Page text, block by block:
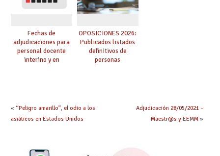
Fechas de
adjudicaciones para
personal docente
interino y en
OPOSICIONES 2026:
Publicados listados
definitivos de
personas
« “Peligro amarillo”, el odio a los
asiáticos en Estados Unidos
Adjudicación 28/05/2021 –
Maestr@s y EEMM»